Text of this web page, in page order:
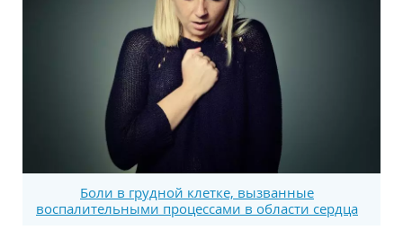
Боли в грудной клетке, вызванные
воспалительными процессами в области сердца